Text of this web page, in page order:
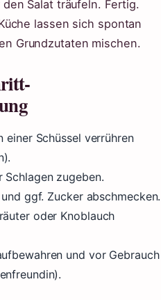
Salat träufeln. Fertig.
lassen sich spontan
Grundzutaten mischen.
einer Schüssel verrühren
Schlagen zugeben.
ggf. Zucker abschmecken.
oder Knoblauch
und vor Gebrauch